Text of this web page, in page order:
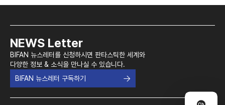
NEWS Letter
BIFAN 뉴스레터를 신청하시면 판타스틱한 세계와
다양한 정보 & 소식을 만나실 수 있습니다.
BIFAN 뉴스레터 구독하기